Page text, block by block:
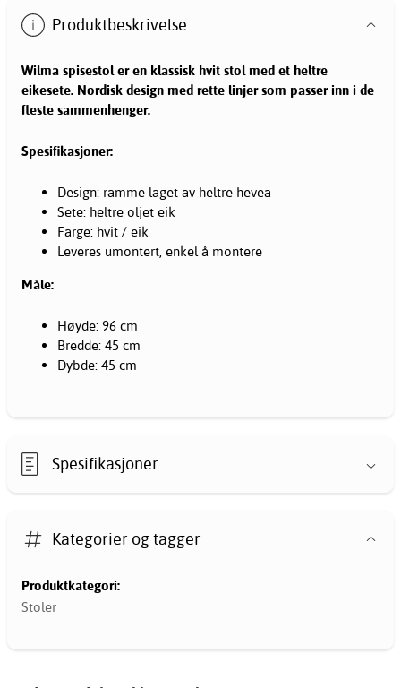
Produktbeskrivelse:
Wilma spisestol er en klassisk hvit stol med et heltre
eikesete. Nordisk design med rette linjer som passer inn i de
fleste sammenhenger.
Spesifikasjoner:
Design: ramme laget av heltre hevea
Sete: heltre oljet eik
Farge: hvit / eik
Leveres umontert, enkel å montere
Måle:
Høyde: 96 cm
Bredde: 45 cm
Dybde: 45 cm
Spesifikasjoner
Kategorier og tagger
Produktkategori:
Stoler